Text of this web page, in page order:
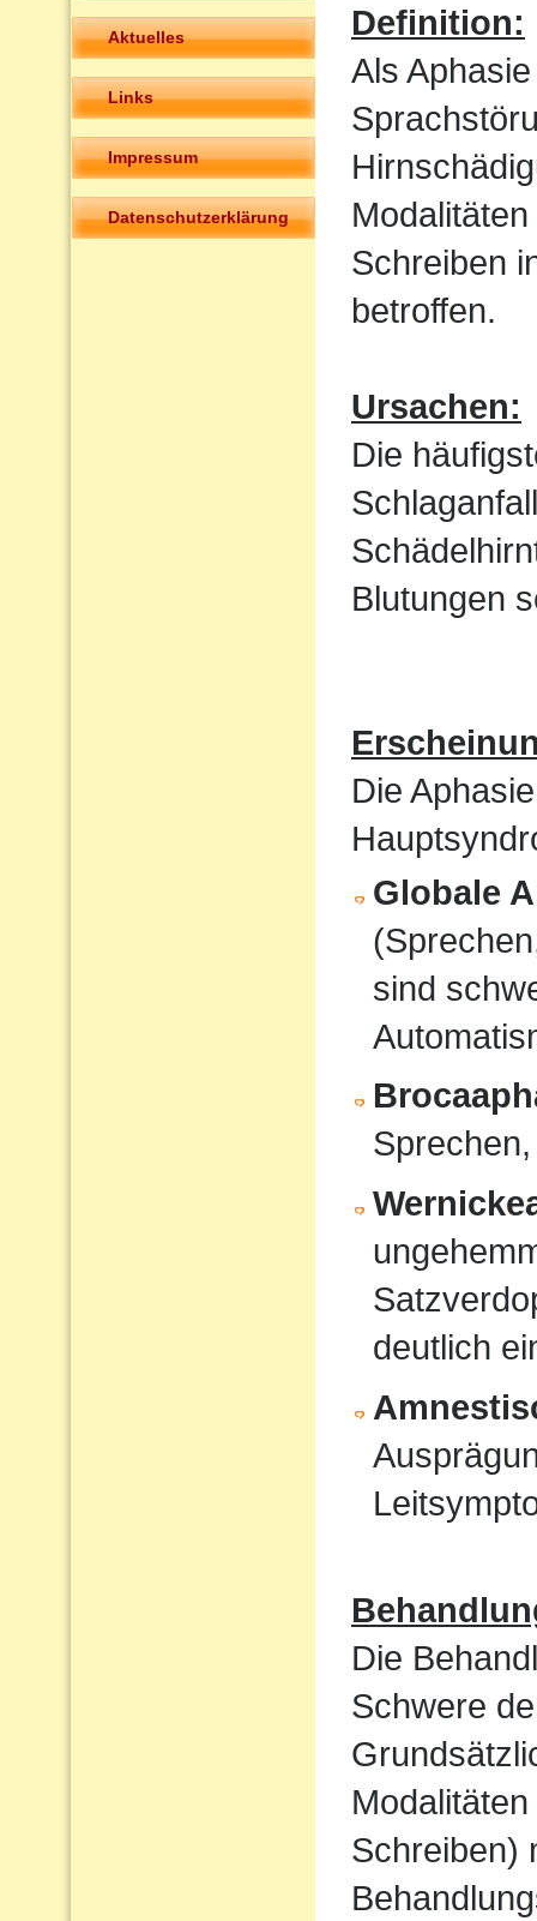
Aktuelles
Links
Impressum
Datenschutzerklärung
Definition:
Als
Schreiben
betroffen.
Ursachen:
Die
Blutungen
Die
Globale
sind
deutlich
Die
Schwere
Schreiben)